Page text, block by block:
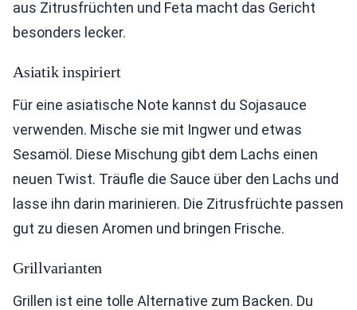
aus Zitrusfrüchten und Feta macht das Gericht
besonders lecker.
Asiatik inspiriert
Für eine asiatische Note kannst du Sojasauce
verwenden. Mische sie mit Ingwer und etwas
Sesamöl. Diese Mischung gibt dem Lachs einen
neuen Twist. Träufle die Sauce über den Lachs und
lasse ihn darin marinieren. Die Zitrusfrüchte passen
gut zu diesen Aromen und bringen Frische.
Grillvarianten
Grillen ist eine tolle Alternative zum Backen. Du